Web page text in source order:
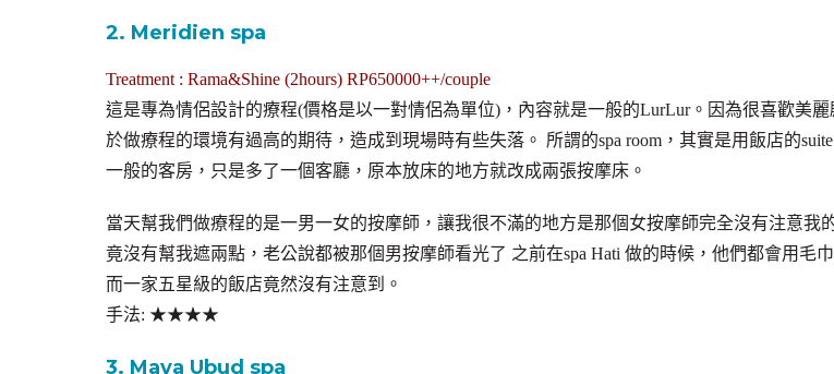
2. Meridien spa
Treatment : Rama&Shine (2hours) RP650000++/couple
這是專為情侶設計的療程(價格是以一對情侶為單位)，內容就是一般的LurLur。因為很喜歡美
於做療程的環境有過高的期待，造成到現場時有些失落。 所謂的spa room，其實是用飯店的
一般的客房，只是多了一個客廳，原本放床的地方就改成兩張按摩床。
當天幫我們做療程的是一男一女的按摩師，讓我很不滿的地方是那個女按摩師完全沒有注意我
竟沒有幫我遮兩點，老公說都被那個男按摩師看光了 之前在spa Hati 做的時候，他們都會用毛
而一家五星級的飯店竟然沒有注意到。
手法: ★★★★
3. Maya Ubud spa